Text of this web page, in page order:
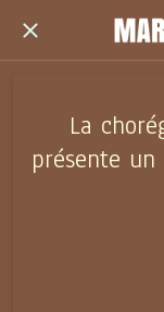
La
présente